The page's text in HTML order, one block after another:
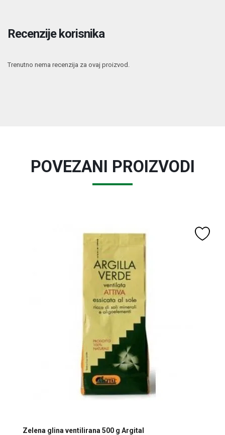
Recenzije korisnika
Trenutno nema recenzija za ovaj proizvod.
POVEZANI PROIZVODI
Zelena glina ventilirana 500 g Argital